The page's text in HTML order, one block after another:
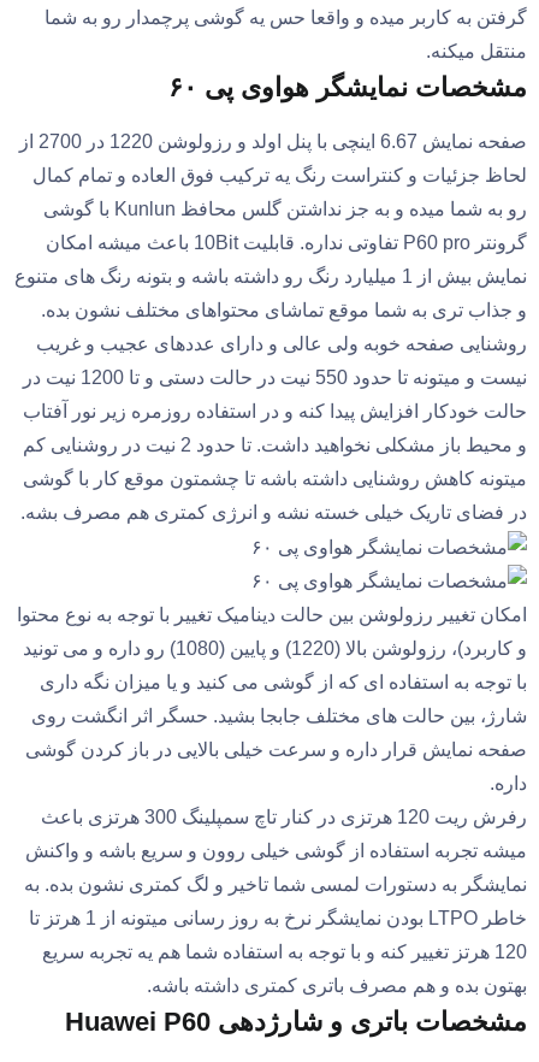
گرفتن به کاربر میده و واقعا حس یه گوشی پرچمدار رو به شما
منتقل میکنه.
مشخصات نمایشگر هواوی پی ۶۰
صفحه نمایش 6.67 اینچی با پنل اولد و رزولوشن 1220 در 2700 از
لحاظ جزئیات و کنتراست رنگ یه ترکیب فوق العاده و تمام کمال
رو به شما میده و به جز نداشتن گلس محافظ Kunlun با گوشی
گرونتر P60 pro تفاوتی نداره. قابلیت 10Bit باعث میشه امکان
نمایش بیش از 1 میلیارد رنگ رو داشته باشه و بتونه رنگ های متنوع
و جذاب تری به شما موقع تماشای محتواهای مختلف نشون بده.
روشنایی صفحه خوبه ولی عالی و دارای عددهای عجیب و غریب
نیست و میتونه تا حدود 550 نیت در حالت دستی و تا 1200 نیت در
حالت خودکار افزایش پیدا کنه و در استفاده روزمره زیر نور آفتاب
و محیط باز مشکلی نخواهید داشت. تا حدود 2 نیت در روشنایی کم
میتونه کاهش روشنایی داشته باشه تا چشمتون موقع کار با گوشی
در فضای تاریک خیلی خسته نشه و انرژی کمتری هم مصرف بشه.
امکان تغییر رزولوشن بین حالت دینامیک تغییر با توجه به نوع محتوا
و کاربرد)، رزولوشن بالا (1220) و پایین (1080) رو داره و می تونید
با توجه به استفاده ای که از گوشی می کنید و یا میزان نگه داری
شارژ، بین حالت های مختلف جابجا بشید. حسگر اثر انگشت روی
صفحه نمایش قرار داره و سرعت خیلی بالایی در باز کردن گوشی
داره.
رفرش ریت 120 هرتزی در کنار تاچ سمپلینگ 300 هرتزی باعث
میشه تجربه استفاده از گوشی خیلی روون و سریع باشه و واکنش
نمایشگر به دستورات لمسی شما تاخیر و لگ کمتری نشون بده. به
خاطر LTPO بودن نمایشگر نرخ به روز رسانی میتونه از 1 هرتز تا
120 هرتز تغییر کنه و با توجه به استفاده شما هم یه تجربه سریع
بهتون بده و هم مصرف باتری کمتری داشته باشه.
مشخصات باتری و شارژدهی Huawei P60